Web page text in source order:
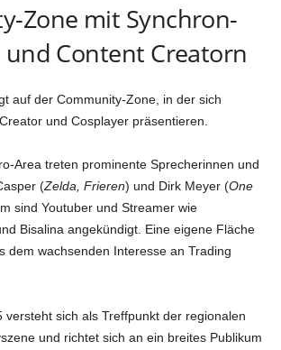
Zone mit Synchron-
Content Creatorn
auf der Community-Zone, in der sich
und Cosplayer präsentieren.
Area treten prominente Sprecherinnen und
(Zelda, Frieren) und Dirk Meyer (One
sind Youtuber und Streamer wie
Bisalina angekündigt. Eine eigene Fläche
dem wachsenden Interesse an Trading
versteht sich als Treffpunkt der regionalen
und richtet sich an ein breites Publikum